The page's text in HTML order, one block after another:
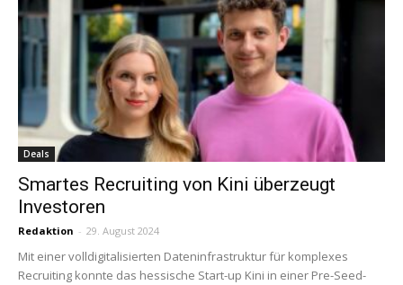
Deals
Smartes Recruiting von Kini überzeugt
Investoren
Redaktion - 29. August 2024
Mit einer volldigitalisierten Dateninfrastruktur für komplexes
Recruiting konnte das hessische Start-up Kini in einer Pre-Seed-